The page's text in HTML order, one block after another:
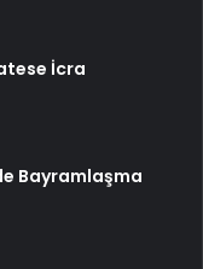
İcra
Bayramlaşma